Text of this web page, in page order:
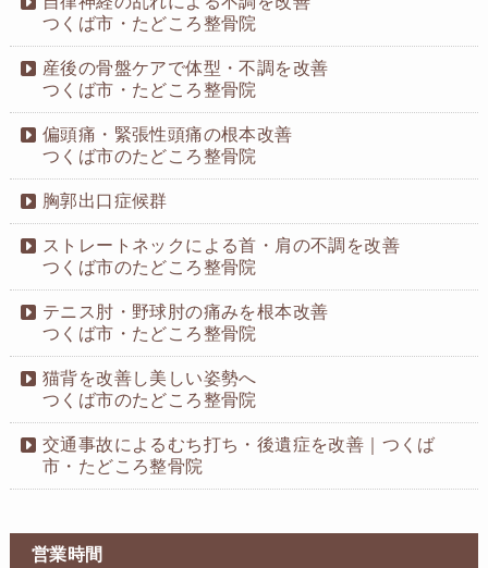
つくば市・たどころ整骨院
産後の骨盤ケアで体型・不調を改善
つくば市・たどころ整骨院
偏頭痛・緊張性頭痛の根本改善
つくば市のたどころ整骨院
胸郭出口症候群
ストレートネックによる首・肩の不調を改善
つくば市のたどころ整骨院
テニス肘・野球肘の痛みを根本改善
つくば市・たどころ整骨院
猫背を改善し美しい姿勢へ
つくば市のたどころ整骨院
交通事故によるむち打ち・後遺症を改善｜つくば
市・たどころ整骨院
営業時間